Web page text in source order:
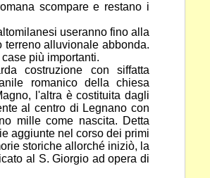
scompare e restano i
useranno fino alla
alluvionale abbonda.
più importanti.
costruzione con siffatta
romanico della chiesa
l'altra è costituita dagli
al centro di Legnano con
mille come nascita. Detta
aggiunte nel corso dei primi
storiche allorché iniziò, la
al S. Giorgio ad opera di